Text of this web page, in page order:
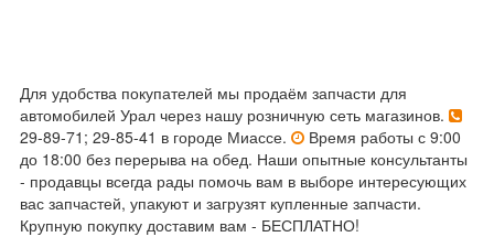
Для удобства покупателей мы продаём запчасти для
автомобилей Урал через нашу розничную сеть магазинов.
29-89-71; 29-85-41 в городе Миассе.
Время работы с 9:00
до 18:00 без перерыва на обед. Наши опытные консультанты
- продавцы всегда рады помочь вам в выборе интересующих
вас запчастей, упакуют и загрузят купленные запчасти.
Крупную покупку доставим вам - БЕСПЛАТНО!